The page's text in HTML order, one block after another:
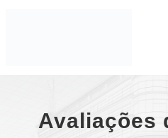
Avaliações